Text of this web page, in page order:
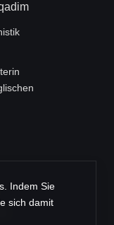
Indem Sie
sich damit